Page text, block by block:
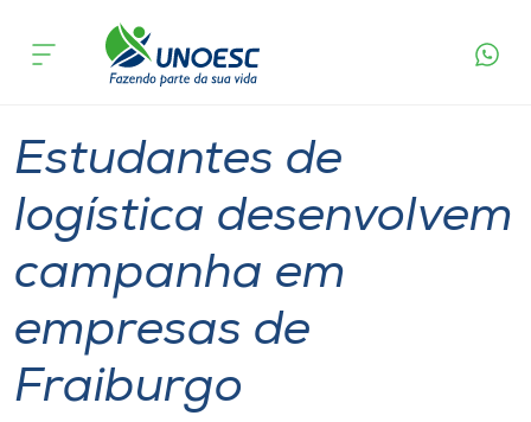
Cursos
Pesquisa
Atendimento ao Estudante
Portal de Ensino
acontece
Estudantes de
logística desenvolvem
campanha em
empresas de
Fraiburgo